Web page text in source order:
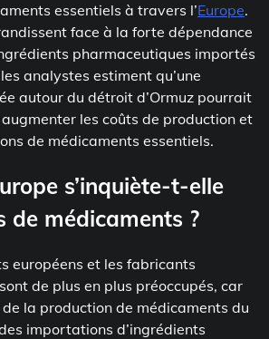
essentiels à travers l’Europe.
face à la forte dépendance
pharmaceutiques importés
analystes estiment qu’une
autour du détroit d’Ormuz pourrait
les coûts de production et
de médicaments essentiels.
s’inquiète-t-elle
de médicaments ?
européens et les fabricants
de plus en plus préoccupés, car
la production de médicaments du
importations d’ingrédients